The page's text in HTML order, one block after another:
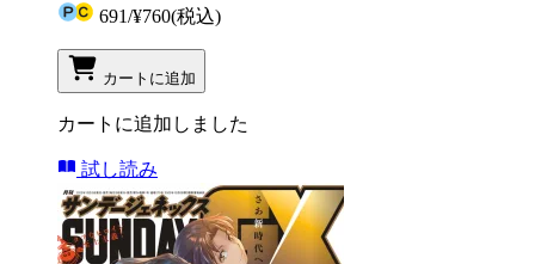
691/¥760(税込)
カートに追加
カートに追加しました
試し読み